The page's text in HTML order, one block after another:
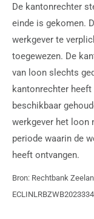
De kantonrechter
einde is gekomen.
werkgever te
toegewezen. De
van loon slechts
kantonrechter
beschikbaar
werkgever het loon
periode waarin de
heeft ontvangen.
Bron: Rechtbank